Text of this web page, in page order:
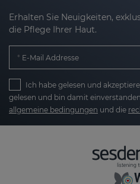
durch Sonnenstrahlung
besser schützen.
Was ist REPASKIN?
REPASKINist eine
Sonnenschutzlinie von
entwickelt wurde, um die
Auswirkungen der Sonne
Hautalterung zu
Die REPASKIN-Produkte
Sonnenschutzfilter,
Antioxidantien, die Ihre
Erhalten Sie Neuigkeiten,
die Pflege Ihrer Haut.
E-Mail Addresse
Ich habe gelesen und
gelesen und bin damit
allgemeine bedingungen und die